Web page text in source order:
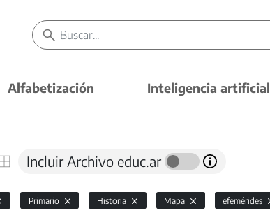
Alfabetización Inteligencia artificial
Incluir Archivo educ.ar
Primario Historia Mapa efemérides